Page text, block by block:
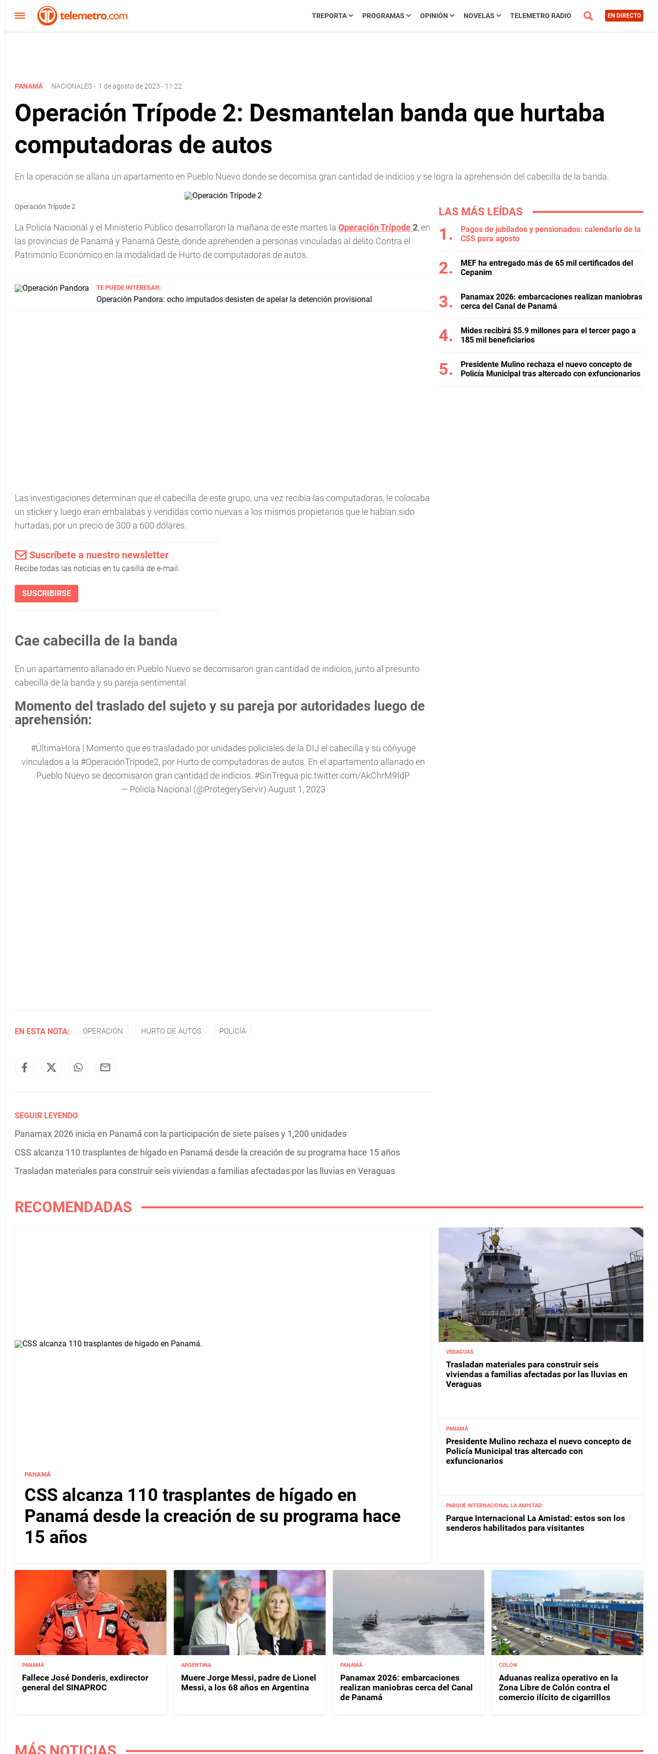
TREPORTA PROGRAMAS OPINIÓN NOVELAS TELEMETRO RADIO EN DIRECTO
PANAMÁ NACIONALES- 1 de agosto de 2023 - 11:22
Operación Trípode 2: Desmantelan banda que hurtaba
computadoras de autos
En la operación se allana un apartamento en Pueblo Nuevo donde se decomisa gran cantidad de indicios y se logra la aprehensión del cabecilla de la banda.
Operación Trípode 2
La Policía Nacional y el Ministerio Público desarrollaron la mañana de este martes la Operación Trípode2, en
las provincias de Panamá y Panamá Oeste, donde aprehenden a personas vinculadas al delito Contra el
Patrimonio Económico en la modalidad de Hurto de computadoras de autos.
TE PUEDE INTERESAR:
Operación Pandora: ocho imputados desisten de apelar la detención provisional
Las investigaciones determinan que el cabecilla de este grupo, una vez recibía las computadoras, le colocaba
un sticker y luego eran embalabas y vendidas como nuevas a los mismos propietarios que le habían sido
hurtadas, por un precio de 300 a 600 dólares.
Suscríbete a nuestro newsletter
Recibe todas las noticias en tu casilla de e-mail.
SUSCRIBIRSE
Cae cabecilla de la banda
En un apartamento allanado en Pueblo Nuevo se decomisaron gran cantidad de indicios, junto al presunto
cabecilla de la banda y su pareja sentimental.
Momento del traslado del sujeto y su pareja por autoridades luego de
aprehensión:
#ÚltimaHora | Momento que es trasladado por unidades policiales de la DIJ el cabecilla y su cónyuge
vinculados a la #OperaciónTrípode2, por Hurto de computadoras de autos. En el apartamento allanado en
Pueblo Nuevo se decomisaron gran cantidad de indicios. #SinTregua pic.twitter.com/AkChrM9IdP
— Policía Nacional (@ProtegeryServir) August 1, 2023
EN ESTA NOTA: OPERACIÓN HURTO DE AUTOS POLICÍA
SEGUIR LEYENDO
Panamax 2026 inicia en Panamá con la participación de siete países y 1,200 unidades
CSS alcanza 110 trasplantes de hígado en Panamá desde la creación de su programa hace 15 años
Trasladan materiales para construir seis viviendas a familias afectadas por las lluvias en Veraguas
LAS MÁS LEÍDAS
Pagos de jubilados y pensionados: calendario de la
CSS para agosto
MEF ha entregado más de 65 mil certificados del
Cepanim
Panamax 2026: embarcaciones realizan maniobras
cerca del Canal de Panamá
Mides recibirá $5.9 millones para el tercer pago a
185 mil beneficiarios
Presidente Mulino rechaza el nuevo concepto de
Policía Municipal tras altercado con exfuncionarios
RECOMENDADAS
PANAMÁ
CSS alcanza 110 trasplantes de hígado en
Panamá desde la creación de su programa hace
15 años
VERAGUAS
Trasladan materiales para construir seis
viviendas a familias afectadas por las lluvias en
Veraguas
PANAMÁ
Presidente Mulino rechaza el nuevo concepto de
Policía Municipal tras altercado con
exfuncionarios
PARQUE INTERNACIONAL LA AMISTAD
Parque Internacional La Amistad: estos son los
senderos habilitados para visitantes
PANAMÁ
Fallece José Donderis, exdirector
general del SINAPROC
ARGENTINA
Muere Jorge Messi, padre de Lionel
Messi, a los 68 años en Argentina
PANAMÁ
Panamax 2026: embarcaciones
realizan maniobras cerca del Canal
de Panamá
COLÓN
Aduanas realiza operativo en la
Zona Libre de Colón contra el
comercio ilícito de cigarrillos